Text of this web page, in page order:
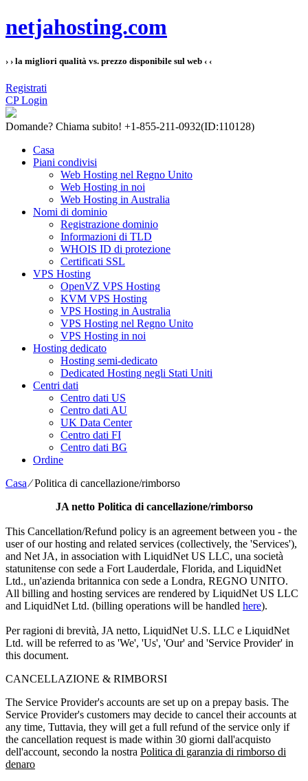
netjahosting.com
› › la migliori qualità vs. prezzo disponibile sul web ‹ ‹
Registrati
CP Login
Domande? Chiama subito! +1-855-211-0932(ID:110128)
Casa
Piani condivisi
Web Hosting nel Regno Unito
Web Hosting in noi
Web Hosting in Australia
Nomi di dominio
Registrazione dominio
Informazioni di TLD
WHOIS ID di protezione
Certificati SSL
VPS Hosting
OpenVZ VPS Hosting
KVM VPS Hosting
VPS Hosting in Australia
VPS Hosting nel Regno Unito
VPS Hosting in noi
Hosting dedicato
Hosting semi-dedicato
Dedicated Hosting negli Stati Uniti
Centri dati
Centro dati US
Centro dati AU
UK Data Center
Centro dati FI
Centro dati BG
Ordine
Casa⁄Politica di cancellazione/rimborso
JA nettoPolitica di cancellazione/rimborso
This Cancellation/Refund policy is an agreement between you - the
user of our hosting and related services (collectively, the 'Services'),
and Net JA, in association with LiquidNet US LLC, una società
statunitense con sede a Fort Lauderdale, Florida, and LiquidNet
Ltd., un'azienda britannica con sede a Londra, REGNO UNITO.
All billing and hosting services are rendered by LiquidNet US LLC
and LiquidNet Ltd. (billing operations will be handled here).
Per ragioni di brevità, JA netto, LiquidNet U.S. LLC e LiquidNet
Ltd. will be referred to as 'We', 'Us', 'Our' and 'Service Provider' in
this document.
CANCELLAZIONE & RIMBORSI
The Service Provider's accounts are set up on a prepay basis. The
Service Provider's customers may decide to cancel their accounts at
any time, Tuttavia, they will get a full refund of the service only if
the cancellation request is made within 30 giorni dall'acquisto
dell'account, secondo la nostra Politica di garanzia di rimborso di
denaro